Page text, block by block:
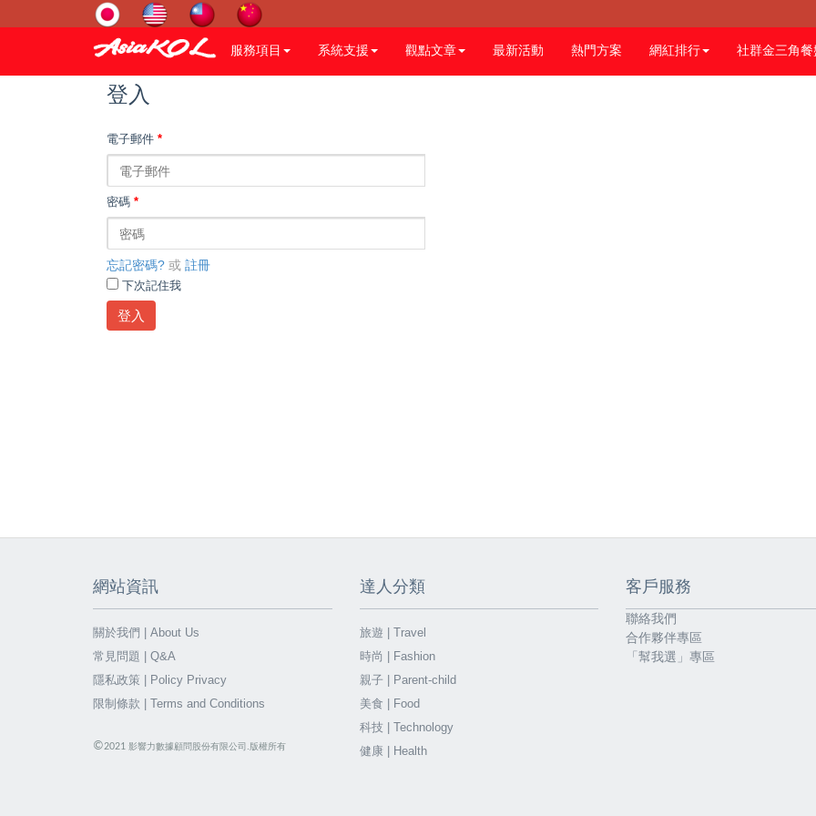
服務項目 系統支援 觀點文章 最新活動 熱門方案 網紅排行 社群金三角
登入
電子郵件 *
密碼 *
忘記密碼? 或 註冊
下次記住我
登入
網站資訊
關於我們 | About Us
常見問題 | Q&A
隱私政策 | Policy Privacy
限制條款 | Terms and Conditions
©2021 影響力數據顧問股份有限公司.版權所有
達人分類
旅遊 | Travel
時尚 | Fashion
親子 | Parent-child
美食 | Food
科技 | Technology
健康 | Health
客戶服務
聯絡我們
合作夥伴專區
「幫我選」專區